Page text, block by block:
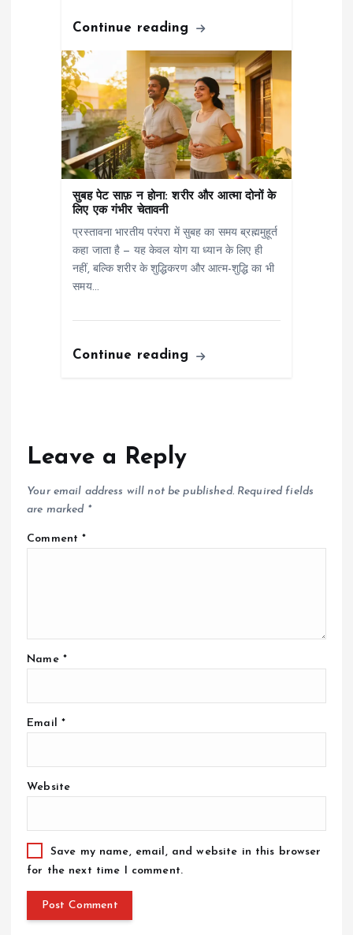
Continue reading
सुबह पेट साफ़ न होना: शरीर और आत्मा दोनों के
लिए एक गंभीर चेतावनी
प्रस्तावना भारतीय परंपरा में सुबह का समय ब्रह्ममुहूर्त
कहा जाता है — यह केवल योग या ध्यान के लिए ही
नहीं, बल्कि शरीर के शुद्धिकरण और आत्म-शुद्धि का भी
समय…
Continue reading
Leave a Reply
Your email address will not be published. Required fields
are marked *
Comment*
Name *
Email *
Website
Save my name, email, and website in this browser
for the next time I comment.